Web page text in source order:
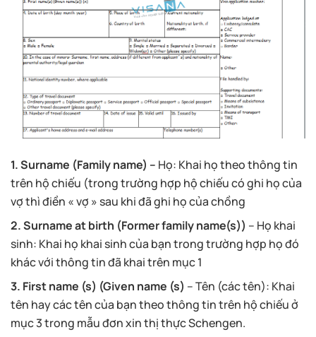
1. Surname (Family name) – Họ: Khai họ theo thông tin
trên hộ chiếu (trong trường hợp hộ chiếu có ghi họ của
vợ thì điền « vợ » sau khi đã ghi họ của chồng
2. Surname at birth (Former family name(s)) – Họ khai
sinh: Khai họ khai sinh của bạn trong trường hợp họ đó
khác với thông tin đã khai trên mục 1
3. First name (s) (Given name (s) – Tên (các tên): Khai
tên hay các tên của bạn theo thông tin trên hộ chiếu ở
mục 3 trong mẫu đơn xin thị thực Schengen.